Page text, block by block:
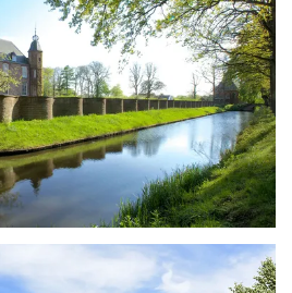
en historische
Utrecht. Van imposante